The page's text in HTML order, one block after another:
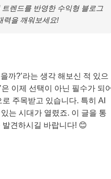
트렌드를 반영한 수익형 블로그
력을 깨워보세요!
까?’라는 생각 해보신 적 있으
이제 선택이 아닌 필수가 되
주목받고 있습니다. 특히 AI
는 시대가 열렸죠. 이 글을 통
견하시길 바랍니다! 😊